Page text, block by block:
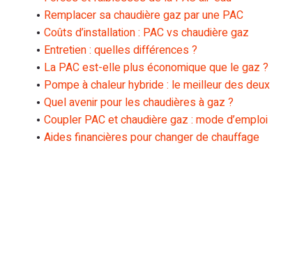
Remplacer sa chaudière gaz par une PAC
Coûts d’installation : PAC vs chaudière gaz
Entretien : quelles différences ?
La PAC est-elle plus économique que le gaz ?
Pompe à chaleur hybride : le meilleur des deux
Quel avenir pour les chaudières à gaz ?
Coupler PAC et chaudière gaz : mode d’emploi
Aides financières pour changer de chauffage